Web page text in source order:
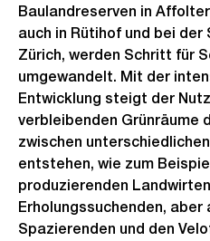
Baulandreserven in
auch in Rütihof und bei der
Zürich, werden Schritt für
umgewandelt. Mit der
Entwicklung steigt der
verbleibenden Grünräume
zwischen
entstehen, wie zum
produzierenden
Erholungssuchenden, aber
Spazierenden und den